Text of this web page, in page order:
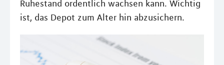
Ruhestand ordentlich wachsen kann. Wichtig
ist, das Depot zum Alter hin abzusichern.